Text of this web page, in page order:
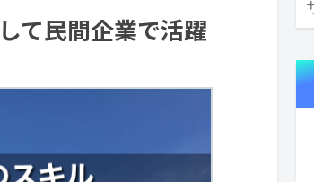
て民間企業で活躍